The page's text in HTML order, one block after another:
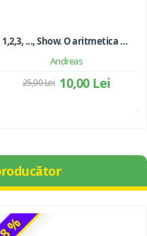
Andreas
1,2,3, ..., Show. O aritmetica emotionala, o poezie a matematicii - Ioan Dancila
10,00 Lei
25,00 Lei
%